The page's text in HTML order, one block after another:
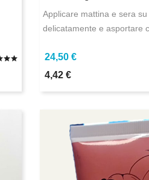
Applicare mattina e sera
delicatamente e asportare
24,50 €
4,42 €